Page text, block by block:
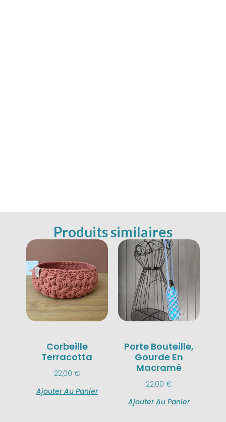
Produits similaires
Corbeille
Terracotta
22,00 €
Ajouter Au Panier
Porte Bouteille,
Gourde En
Macramé
22,00€
Ajouter Au Panier